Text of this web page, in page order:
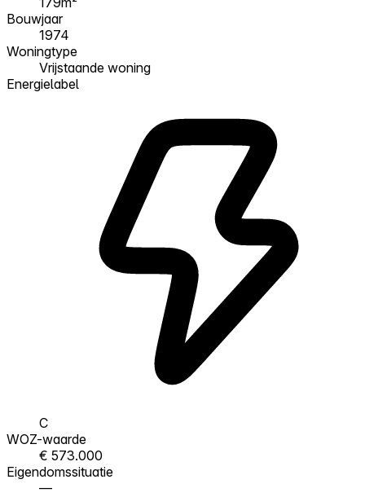
Bouwjaar
1974
Woningtype
Vrijstaande woning
Energielabel
C
WOZ-waarde
€ 573.000
Eigendomssituatie
—